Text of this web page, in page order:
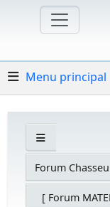
Menu principal
Forum
[ Forum